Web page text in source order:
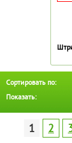
Сортировать по:
Показать:
1 2